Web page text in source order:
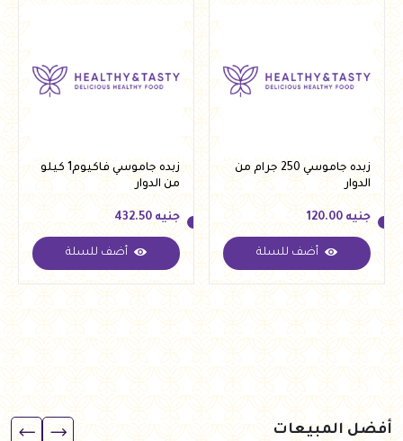
زبده جاموسي 250 جرام من
الدوار
جنيه
جنيه 120.00
أضف للسلة
زبده جاموسي فاكيوم1 كيلو
من الدوار
جنيه
جنيه 432.50
أضف للسلة
أفضل المبيعات